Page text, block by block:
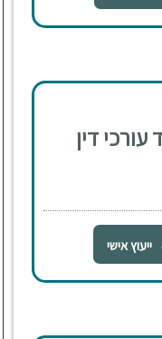
דין
ייעוץ אישי